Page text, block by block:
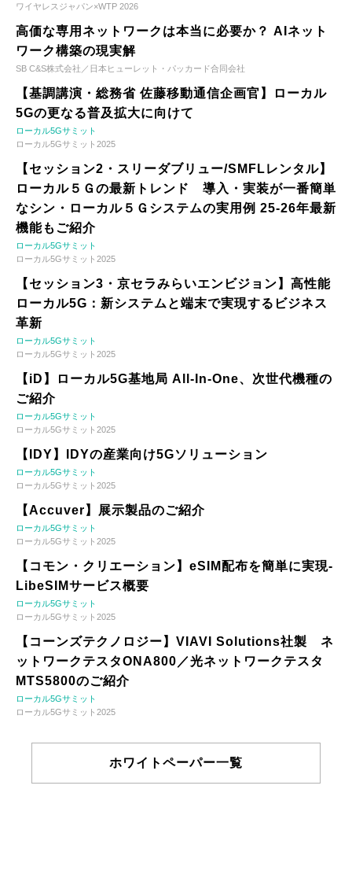
ワイヤレスジャパン×WTP 2026
高価な専用ネットワークは本当に必要か？ AIネット
ワーク構築の現実解
SB C&S株式会社／日本ヒューレット・パッカード合同会社
【基調講演・総務省 佐藤移動通信企画官】ローカル
5Gの更なる普及拡大に向けて
ローカル5Gサミット
ローカル5Gサミット2025
【セッション2・スリーダブリュー/SMFLレンタル】
ローカル５Ｇの最新トレンド 導入・実装が一番簡単
なシン・ローカル５Ｇシステムの実用例 25-26年最新
機能もご紹介
ローカル5Gサミット
ローカル5Gサミット2025
【セッション3・京セラみらいエンビジョン】高性能
ローカル5G：新システムと端末で実現するビジネス
革新
ローカル5Gサミット
ローカル5Gサミット2025
【iD】ローカル5G基地局 All-In-One、次世代機種の
ご紹介
ローカル5Gサミット
ローカル5Gサミット2025
【IDY】IDYの産業向け5Gソリューション
ローカル5Gサミット
ローカル5Gサミット2025
【Accuver】展示製品のご紹介
ローカル5Gサミット
ローカル5Gサミット2025
【コモン・クリエーション】eSIM配布を簡単に実現-
LibeSIMサービス概要
ローカル5Gサミット
ローカル5Gサミット2025
【コーンズテクノロジー】VIAVI Solutions社製 ネ
ットワークテスタONA800／光ネットワークテスタ
MTS5800のご紹介
ローカル5Gサミット
ローカル5Gサミット2025
ホワイトペーパー一覧